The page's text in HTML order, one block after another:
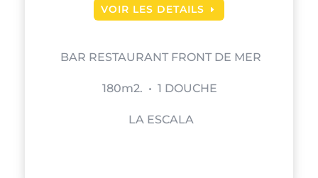
VOIR LES DETAILS
BAR RESTAURANT FRONT DE MER
180m2. • 1 DOUCHE
LA ESCALA